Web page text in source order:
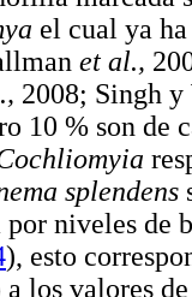
el cual ya
et al.,
2008; Singh
10 % son de
splendens
por niveles de
), esto
los valores